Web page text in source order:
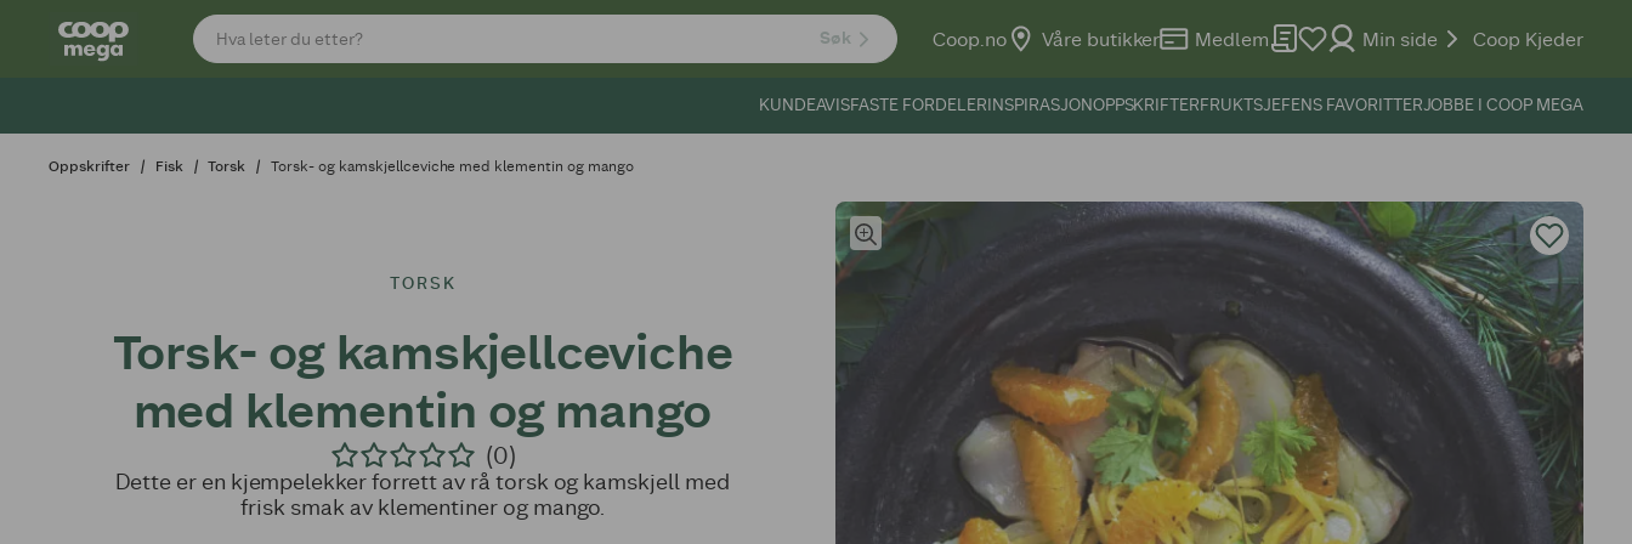
Søk Coop.no Våre butikker Medlem Min side Coop Kjeder
KUNDEAVISFASTE FORDELERINSPIRASJONOPPSKRIFTERFRUKTSJEFENS FAVORITTERJOBBE I COOP MEGA
Oppskrifter Fisk Torsk Torsk- og kamskjellceviche med klementin og mango
TORSK
Torsk- og kamskjellceviche
med klementin og mango
(0)
Dette er en kjempelekker forrett av rå torsk og kamskjell med
frisk smak av klementiner og mango.